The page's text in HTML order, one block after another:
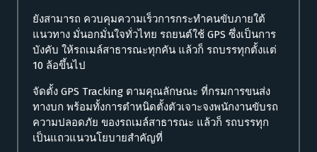
ยังสามารถ ควบคุมความเร็วการกระทำคนขับภายใต้
แนวทาง มั่นอกมั่นใจทั่วไทย รถยนต์ใช้ GPS ซึ่งเป็นการ
บังคับ ให้รถเมล์สาธารณะทุกคัน แล้วก็ รถบรรทุกตั้งแต่
10 ล้อขึ้นไป
จัดตั้ง GPS Tracking ตามคุณลักษณะ ที่กรมการขนส่ง
ทางบก พร้อมทั้งการตำหนิดตั้งตัวเจาะจงพนักงานขับรถ
ความปลอดภัย ของรถเมล์สาธารณะ แล้วก็ รถบรรทุก
เป็นแถวแนวนโยบายสำคัญที่